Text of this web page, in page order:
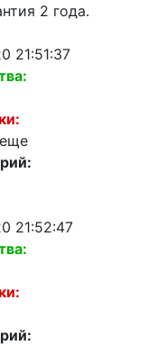
2 года.
21:51:37
21:52:47